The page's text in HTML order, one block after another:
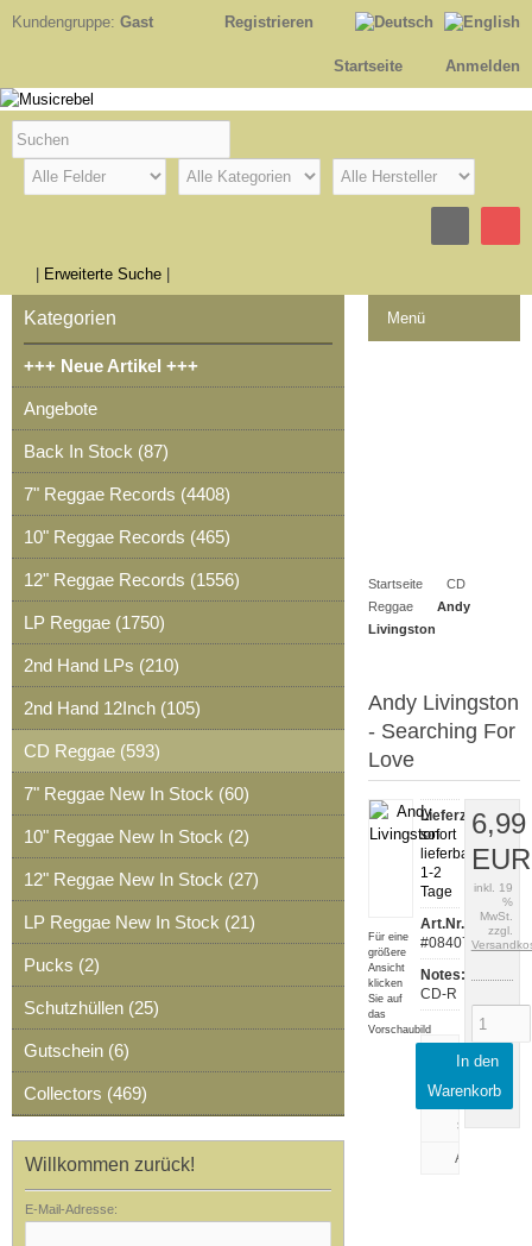
Kundengruppe: Gast Registrieren
Anmelden
Startseite
Erweiterte Suche
Menü
Startseite
CD
Reggae
Andy
Livingston
Andy Livingston
- Searching For
Love
Für eine
größere
Ansicht
klicken
Sie auf
das
Vorschaubild
Lieferzeit:
sofort
lieferbar,
1-2
Tage
Art.Nr.:
#08407
Notes:
CD-R
drucken
Rezension
schreiben
6,99
EUR
inkl. 19
%
MwSt.
zzgl.
In den
Warenkorb
Kategorien
+++ Neue Artikel +++
Angebote
Back In Stock (87)
7" Reggae Records (4408)
10" Reggae Records (465)
12" Reggae Records (1556)
LP Reggae (1750)
2nd Hand LPs (210)
2nd Hand 12Inch (105)
CD Reggae (593)
7" Reggae New In Stock (60)
10" Reggae New In Stock (2)
12" Reggae New In Stock (27)
LP Reggae New In Stock (21)
Pucks (2)
Schutzhüllen (25)
Gutschein (6)
Collectors (469)
Willkommen zurück!
E-Mail-Adresse: